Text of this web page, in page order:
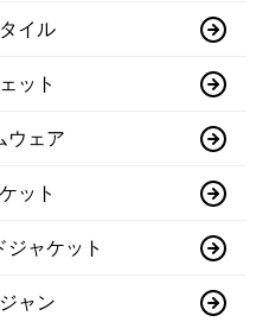
イル
ット
ウェア
ット
ジャケット
ャン